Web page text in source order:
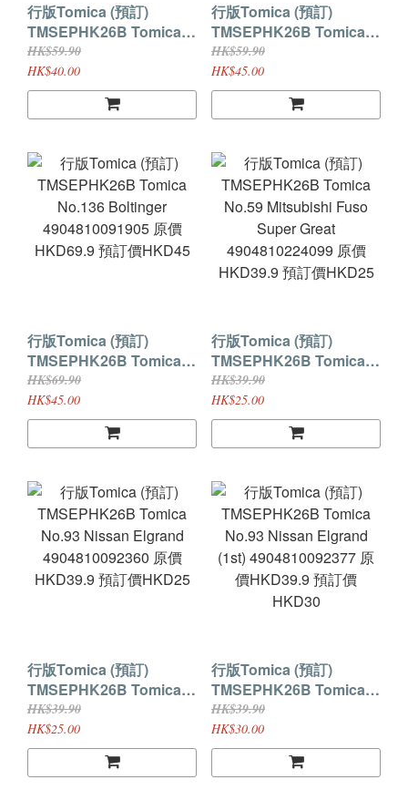
行版Tomica (預訂)
TMSEPHK26B Tomica
Premium Toyota Corolla
Levin 4904810078906 原
價HKD59.9 預訂價
HK$59.90
HK$40.00
行版Tomica (預訂)
TMSEPHK26B Tomica
Premium Toyota Corolla
Levin (1st)
4904810077718 原價
HKD59.9 預訂價HKD45
HK$59.90
HK$45.00
行版Tomica (預訂)
TMSEPHK26B Tomica
No.136 Boltinger
4904810091905 原價
HKD69.9 預訂價HKD45
HK$69.90
HK$45.00
行版Tomica (預訂)
TMSEPHK26B Tomica
No.59 Mitsubishi Fuso
Super Great
4904810224099 原價
HKD39.9 預訂價HKD25
HK$39.90
HK$25.00
行版Tomica (預訂)
TMSEPHK26B Tomica
No.93 Nissan Elgrand
4904810092360 原價
HKD39.9 預訂價HKD25
HK$39.90
HK$25.00
行版Tomica (預訂)
TMSEPHK26B Tomica
No.93 Nissan Elgrand
(1st) 4904810092377 原
價HKD39.9 預訂價
HK$39.90
HK$30.00